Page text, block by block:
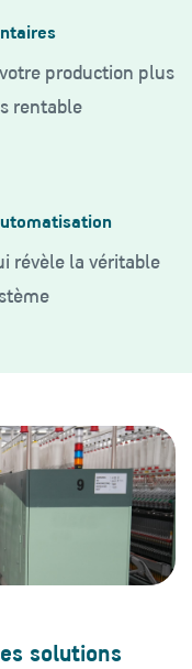
production plus
rentable
révèle la véritable
solutions